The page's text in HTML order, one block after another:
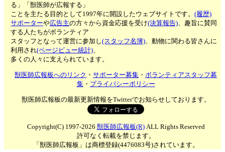
る」「獣医師が広報する」
ことを主たる目的として1997年に開設したウェブサイトです。(履歴)
サポーターや広告主の方々から資金応援を受け(決算報告)、趣旨に賛同
する人たちがボランティア
スタッフとなって運営に参加し(スタッフ名簿)、動物に関わる皆さんに
利用され(ページビュー統計)、
多くの人々に支えられています。
獣医師広報板へのリンク ・サポーター募集 ・ボランティアスタッフ募
集・ プライバシーポリシー
獣医師広報板の最新更新情報をTwitterでお知らせしております。
Copyright(C) 1997-2026 獣医師広報板(R)ALL Rights Reserved
許可なく転載を禁じます。
「獣医師広報板」は商標登録(4476083号)されています。